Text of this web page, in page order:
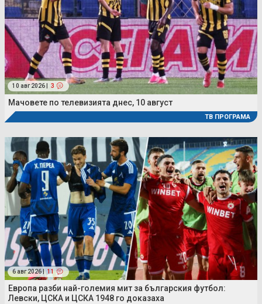
10 авг 2026 | 3
Мачовете по телевизията днес, 10 август
ТВ ПРОГРАМА
6 авг 2026 | 11
Европа разби най-големия мит за българския футбол:
Левски, ЦСКА и ЦСКА 1948 го доказаха